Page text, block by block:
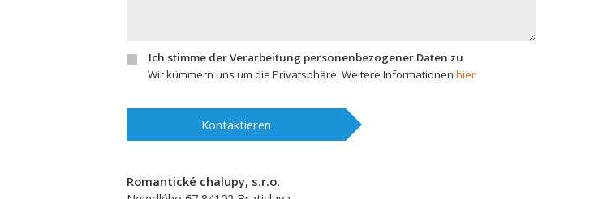
Ich stimme der Verarbeitung personenbezogener Daten zu
Wir kümmern uns um die Privatsphäre. Weitere Informationen hier
Kontaktieren
Romantické chalupy, s.r.o.